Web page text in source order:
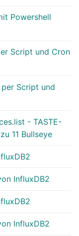
Powershell
Script und Cron
Script und
- TASTE-
11 Bullseye
InfluxDB2
InfluxDB2